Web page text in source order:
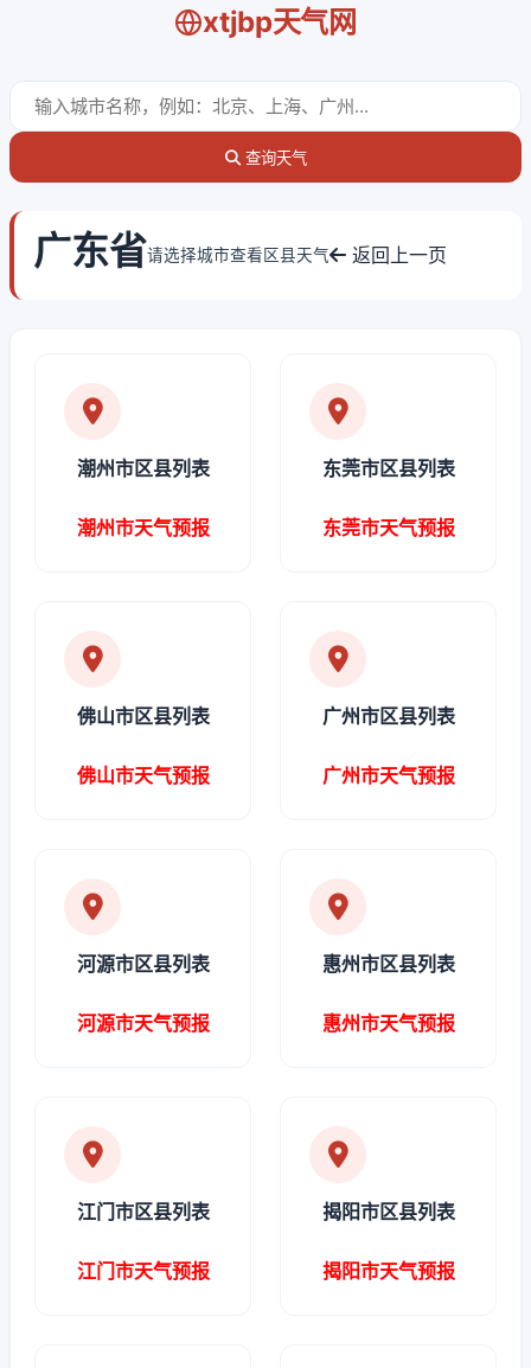
xtjbp天气网
查询天气
广东省请选择城市查看区县天气 返回上一页
潮州市区县列表
潮州市天气预报
东莞市区县列表
东莞市天气预报
佛山市区县列表
佛山市天气预报
广州市区县列表
广州市天气预报
河源市区县列表
河源市天气预报
惠州市区县列表
惠州市天气预报
江门市区县列表
江门市天气预报
揭阳市区县列表
揭阳市天气预报